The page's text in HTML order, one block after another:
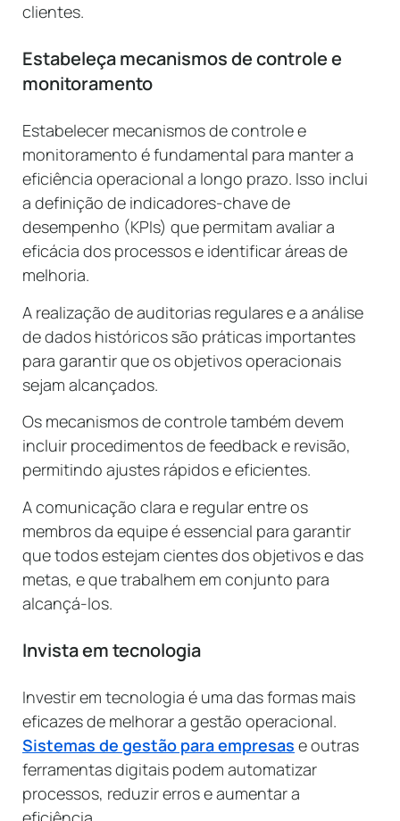
clientes.
Estabeleça mecanismos de controle e
monitoramento
Estabelecer mecanismos de controle e
monitoramento é fundamental para manter a
eficiência operacional a longo prazo. Isso inclui
a definição de indicadores-chave de
desempenho (KPIs) que permitam avaliar a
eficácia dos processos e identificar áreas de
melhoria.
A realização de auditorias regulares e a análise
de dados históricos são práticas importantes
para garantir que os objetivos operacionais
sejam alcançados.
Os mecanismos de controle também devem
incluir procedimentos de feedback e revisão,
permitindo ajustes rápidos e eficientes.
A comunicação clara e regular entre os
membros da equipe é essencial para garantir
que todos estejam cientes dos objetivos e das
metas, e que trabalhem em conjunto para
alcançá-los.
Invista em tecnologia
Investir em tecnologia é uma das formas mais
eficazes de melhorar a gestão operacional.
Sistemas de gestão para empresas e outras
ferramentas digitais podem automatizar
processos, reduzir erros e aumentar a